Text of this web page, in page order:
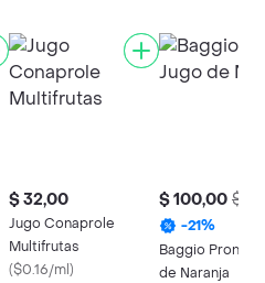
$ 32,00
Jugo Conaprole
Multifrutas
($0.16/ml)
$ 100,00 $
-21%
Baggio Pronto
de Naranja